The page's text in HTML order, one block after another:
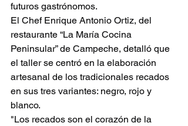
futuros gastrónomos.
El Chef Enrique Antonio Ortiz, del
restaurante “La María Cocina
Peninsular” de Campeche, detalló que
el taller se centró en la elaboración
artesanal de los tradicionales recados
en sus tres variantes: negro, rojo y
blanco.
"Los recados son el corazón de la